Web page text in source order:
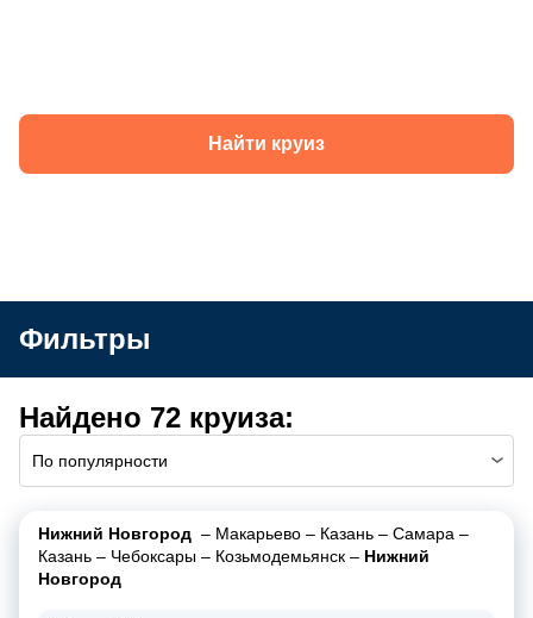
Найти круиз
Фильтры
Найдено 72 круиза:
По популярности
Нижний Новгород – Макарьево – Казань – Самара –
Казань – Чебоксары – Козьмодемьянск – Нижний
Новгород